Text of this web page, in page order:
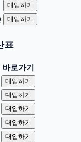
대입하기
대입하기
표
바로가기
대입하기
대입하기
대입하기
대입하기
대입하기